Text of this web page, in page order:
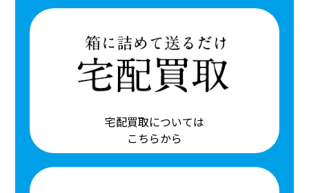
宅配買取については
こちらから